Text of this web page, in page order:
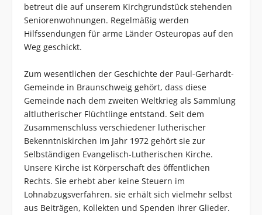
betreut die auf unserem Kirchgrundstück stehenden
Seniorenwohnungen. Regelmäßig werden
Hilfssendungen für arme Länder Osteuropas auf den
Weg geschickt.
Zum wesentlichen der Geschichte der Paul-Gerhardt-
Gemeinde in Braunschweig gehört, dass diese
Gemeinde nach dem zweiten Weltkrieg als Sammlung
altlutherischer Flüchtlinge entstand. Seit dem
Zusammenschluss verschiedener lutherischer
Bekenntniskirchen im Jahr 1972 gehört sie zur
Selbständigen Evangelisch-Lutherischen Kirche.
Unsere Kirche ist Körperschaft des öffentlichen
Rechts. Sie erhebt aber keine Steuern im
Lohnabzugsverfahren. sie erhält sich vielmehr selbst
aus Beiträgen, Kollekten und Spenden ihrer Glieder.